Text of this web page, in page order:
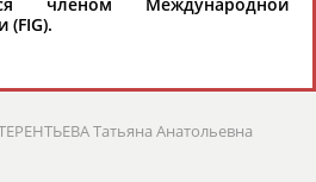
21
Татьяна Анатольевна
(FIG).